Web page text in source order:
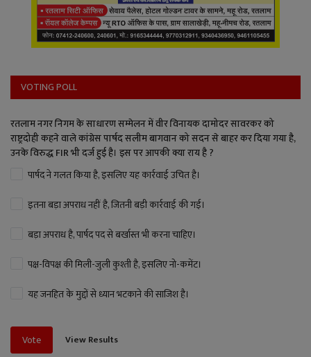
VOTING POLL
रतलाम नगर निगम के साधारण सम्मेलन में वीर विनायक दामोदर सावरकर को
राष्ट्रदोही कहने वाले कांग्रेस पार्षद सलीम बागवान को सदन से बाहर कर दिया गया है,
उनके विरुद्ध FIR भी दर्ज हुई है। इस पर आपकी क्या राय है ?
पार्षद ने गलत किया है, इसलिए यह कार्रवाई उचित है।
इतना बड़ा अपराध नहीं है, जितनी बड़ी कार्रवाई की गई।
बड़ा अपराध है, पार्षद पद से बर्खास्त भी करना चाहिए।
पक्ष-विपक्ष की मिली-जुली कुश्ती है, इसलिए नो-कमेंट।
यह जनहित के मुद्दों से ध्यान भटकाने की साजिश है।
Vote View Results